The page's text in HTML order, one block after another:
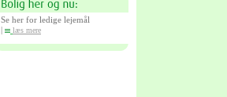
Se her for ledige lejemål
|
læs mere